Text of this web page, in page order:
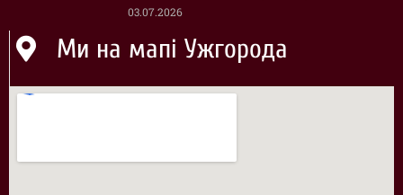
03.07.2026
Ми на мапі Ужгорода